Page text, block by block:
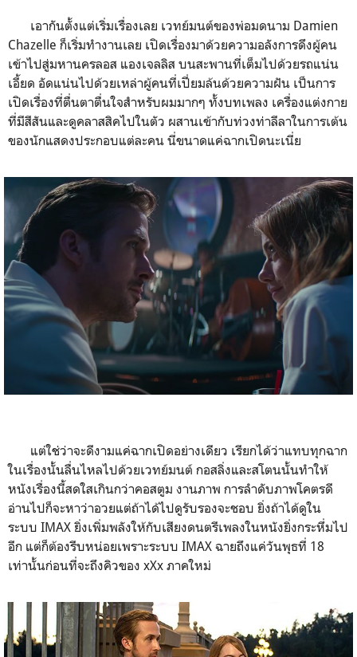
เอากันตั้งแต่เริ่มเรื่องเลย เวทย์มนต์ของพ่อมดนาม Damien
Chazelle ก็เริ่มทำงานเลย เปิดเรื่องมาด้วยความอลังการดึงผู้คน
เข้าไปสู่มหานครลอส แองเจลลิส บนสะพานที่เต็มไปด้วยรถแน่น
เอี้ยด อัดแน่นไปด้วยเหล่าผู้คนที่เปี่ยมล้นด้วยความฝัน เป็นการ
เปิดเรื่องที่ตื่นตาตื่นใจสำหรับผมมากๆ ทั้งบทเพลง เครื่องแต่งกาย
ที่มีสีสันและดูคลาสสิคไปในตัว ผสานเข้ากับท่วงท่าลีลาในการเต้น
ของนักแสดงประกอบแต่ละคน นี่ขนาดแค่ฉากเปิดนะเนี่ย
แต่ใช่ว่าจะดีงามแค่ฉากเปิดอย่างเดียว เรียกได้ว่าแทบทุกฉาก
ในเรื่องนั้นลื่นไหลไปด้วยเวทย์มนต์ กอสลิ่งและสโตนนั้นทำให้
หนังเรื่องนี้สดใสเกินกว่าคอสตูม งานภาพ การลำดับภาพโคตรดี
อ่านไปก็จะหาว่าอวยแต่ถ้าได้ไปดูรับรองจะชอบ ยิ่งถ้าได้ดูใน
ระบบ IMAX ยิ่งเพิ่มพลังให้กับเสียงดนตรีเพลงในหนังยิ่งกระหึ่มไป
อีก แต่ก็ต้องรีบหน่อยเพราะระบบ IMAX ฉายถึงแค่วันพุธที่ 18
เท่านั้นก่อนที่จะถึงคิวของ xXx ภาคใหม่